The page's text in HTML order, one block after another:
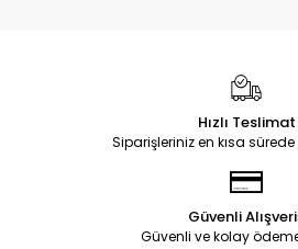
Hızlı Teslimat
Siparişleriniz en kısa sürede
Güvenli
Güvenli ve kolay